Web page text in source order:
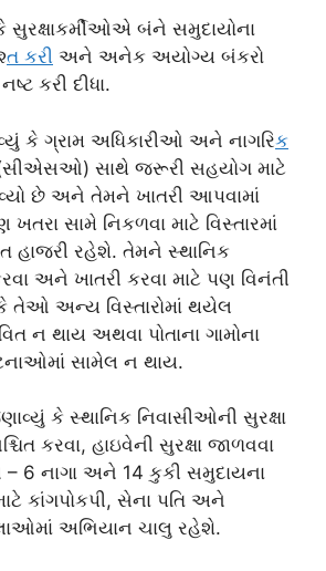
બંને સમુદાયોના
ત કર ી અને અનેક અયોગ્ય બંકરો
કરી દીધા.
કે ગ્રામ અધિકારીઓ અને નાગરિક
સાથે જરૂરી સહયોગ માટે
છે અને તેમને ખાતરી આપવામાં
સામે નિકળવા માટે વિસ્તારમાં
હાજરી રહેશે. તેમને સ્થાનિક
અને ખાતરી કરવા માટે પણ વિનંતી
તેઓ અન્ય વિસ્તારોમાં થયેલ
ન થાય અથવા પોતાના ગામોના
સામેલ ન થાય.
કે સ્થાનિક નિવાસીઓની સુરક્ષા
કરવા, હાઇવેની સુરક્ષા જાળવવા
6 નાગા અને 14 કુકી સમુદાયના
કાંગપોકપી, સેના પતિ અને
અભિયાન ચાલુ રહેશે.